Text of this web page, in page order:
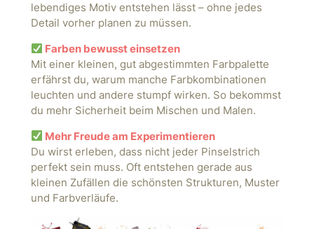
lebendiges Motiv entstehen lässt – ohne jedes
Detail vorher planen zu müssen.
Farben bewusst einsetzen
Mit einer kleinen, gut abgestimmten Farbpalette
erfährst du, warum manche Farbkombinationen
leuchten und andere stumpf wirken. So bekommst
du mehr Sicherheit beim Mischen und Malen.
Mehr Freude am Experimentieren
Du wirst erleben, dass nicht jeder Pinselstrich
perfekt sein muss. Oft entstehen gerade aus
kleinen Zufällen die schönsten Strukturen, Muster
und Farbverläufe.